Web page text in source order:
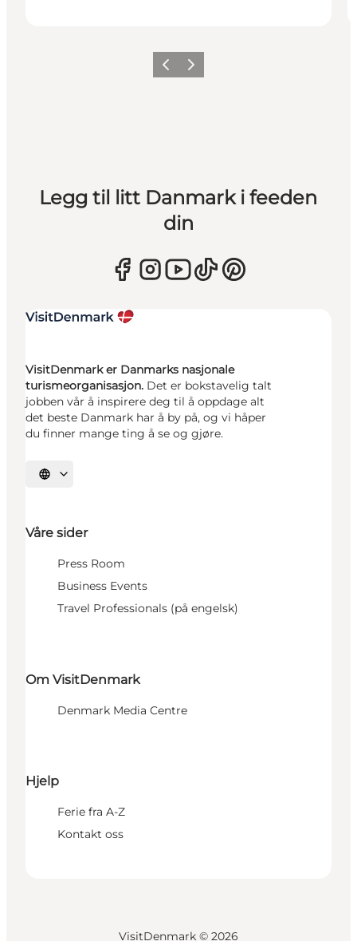
ForrigeNeste
Legg til litt Danmark i feeden
din
VisitDenmark er Danmarks nasjonale
turismeorganisasjon. Det er bokstavelig talt
jobben vår å inspirere deg til å oppdage alt
det beste Danmark har å by på, og vi håper
du finner mange ting å se og gjøre.
Velg språk
Våre sider
Press Room
Business Events
Travel Professionals (på engelsk)
Om VisitDenmark
Denmark Media Centre
Hjelp
Ferie fra A-Z
Kontakt oss
VisitDenmark © 2026